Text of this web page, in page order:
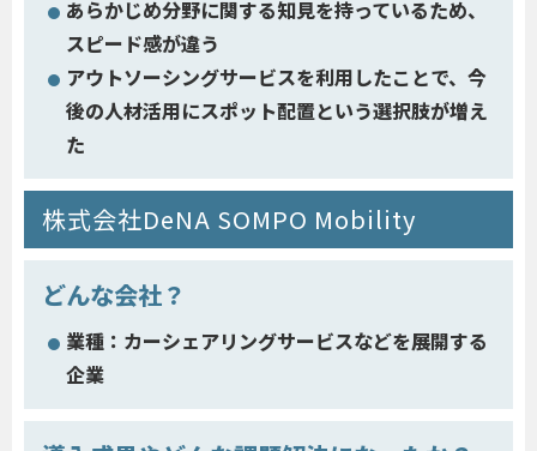
あらかじめ分野に関する知見を持っているため、
スピード感が違う
アウトソーシングサービスを利用したことで、今
後の人材活用にスポット配置という選択肢が増え
た
株式会社DeNA SOMPO Mobility
どんな会社？
業種：カーシェアリングサービスなどを展開する
企業